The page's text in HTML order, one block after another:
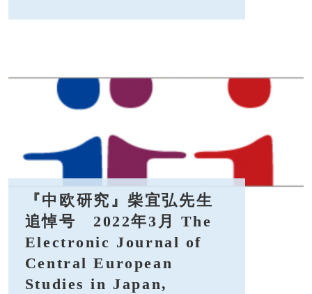
『中欧研究』柴宜弘先生
追悼号 2022年3月 The
Electronic Journal of
Central European
Studies in Japan,